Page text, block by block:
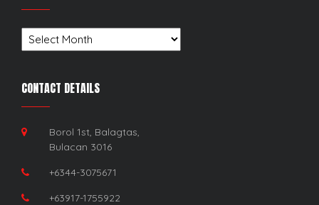
Archives
CONTACT DETAILS
Borol 1st, Balagtas,
Bulacan 3016
+6344-3075671
+63917-1755922